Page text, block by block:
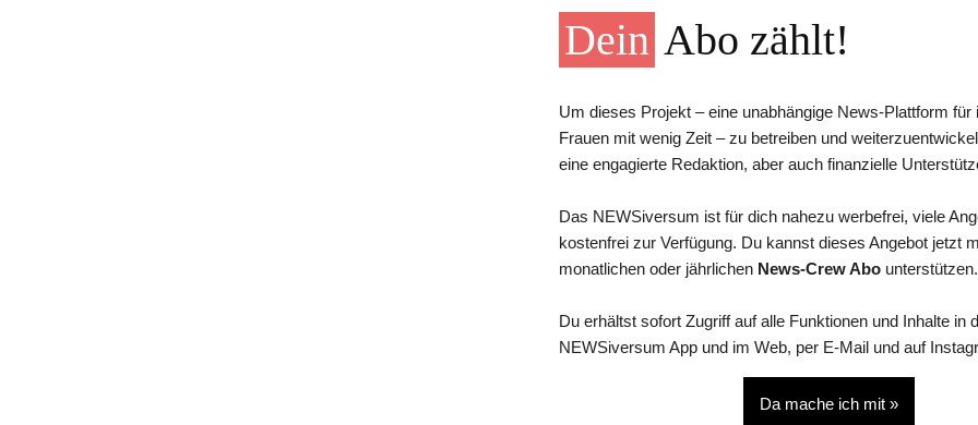
Dein Abo zählt!
Um dieses Projekt – eine unabhängige News-Plattform für
Frauen mit wenig Zeit – zu betreiben und
eine engagierte Redaktion, aber auch finanzielle
Das NEWSiversum ist für dich nahezu werbefrei, viele
kostenfrei zur Verfügung. Du kannst dieses Angebot jetzt
monatlichen oder jährlichen News-Crew Abo unterstützen.
Du erhältst sofort Zugriff auf alle Funktionen und Inhalte in
NEWSiversum App und im Web, per E-Mail und auf
Da mache ich mit »